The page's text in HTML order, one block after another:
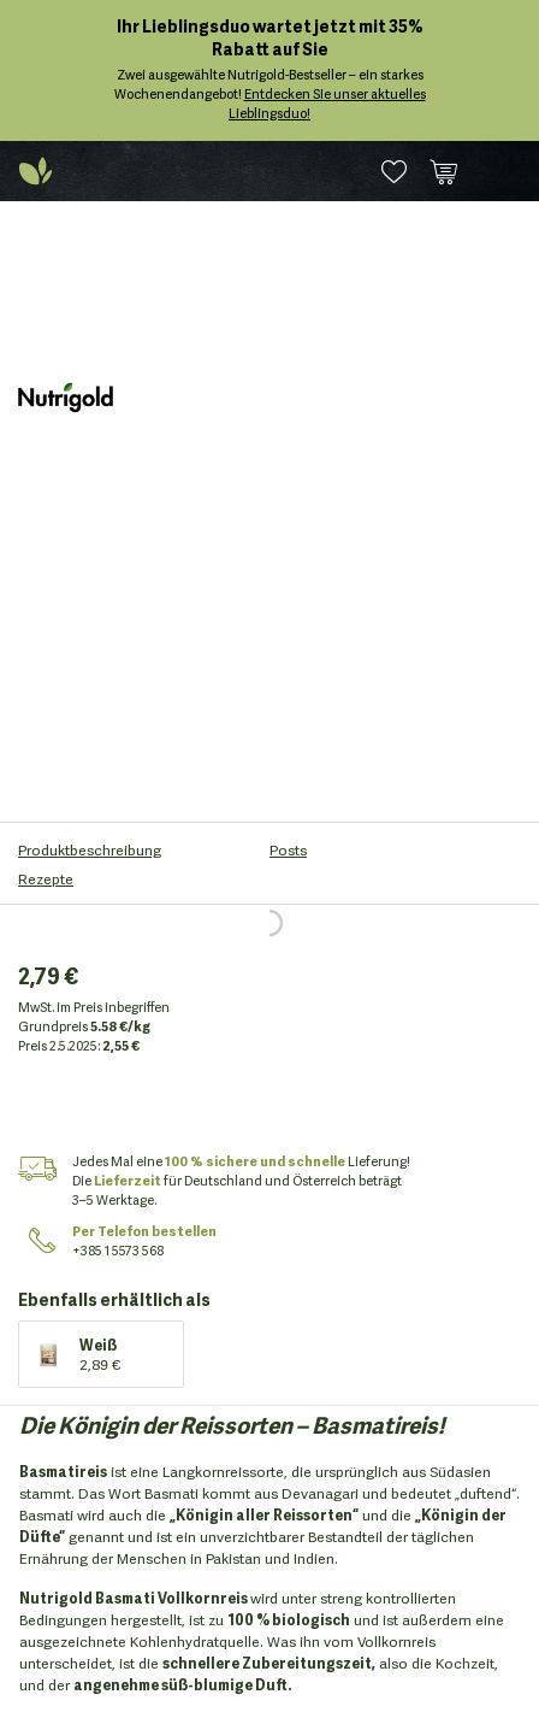
Ihr Lieblingsduo wartet jetzt mit 35%
Rabatt auf Sie
Zwei ausgewählte Nutrigold-Bestseller – ein starkes
Wochenendangebot! Entdecken Sie unser aktuelles
Lieblingsduo!
Produktbeschreibung
Posts
Rezepte
2,79 €
MwSt. im Preis inbegriffen
Grundpreis5.58 €/kg
Preis2.5.2025:2,55 €
Jedes Mal eine100 % sichere und schnelleLieferung!
DieLieferzeitfür Deutschland und Österreich beträgt
3–5 Werktage.
Per Telefon bestellen
+385 1 5573 568
Ebenfalls erhältlich als
Weiß
2,89 €
Die Königin der Reissorten – Basmatireis!
Basmatireisist eine Langkornreissorte, die ursprünglich aus Südasien
stammt. Das Wort Basmati kommt aus Devanagari und bedeutet „duftend“.
Basmati wird auch die „Königin aller Reissorten“und die „Königin der
Düfte“ genannt und ist ein unverzichtbarer Bestandteil der täglichen
Ernährung der Menschen in Pakistan und Indien.
Nutrigold Basmati Vollkornreiswird unter streng kontrollierten
Bedingungen hergestellt, ist zu 100 % biologisch und ist außerdem eine
ausgezeichnete Kohlenhydratquelle. Was ihn vom Vollkornreis
unterscheidet, ist die schnellere Zubereitungszeit,also die Kochzeit,
und derangenehme süß-blumige Duft.